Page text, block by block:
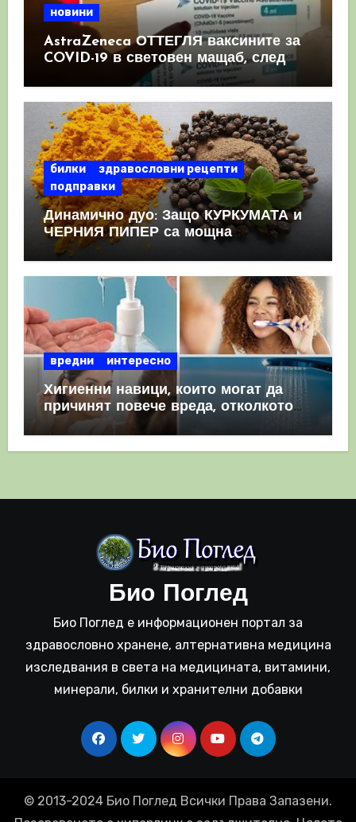
новини
AstraZeneca ОТТЕГЛЯ ваксините за
COVID-19 в световен мащаб, след
като призна, че те причиняват
КРЪВНИ съсиреци
билки
здравословни рецепти
подправки
Динамично дуо: Защо КУРКУМАТА и
ЧЕРНИЯ ПИПЕР са мощна
комбинация
вредни интересно
Хигиенни навици, които могат да
причинят повече вреда, отколкото
полза
Био Поглед
Био Поглед е информационен портал за
здравословно хранене, алтернативна медицина
изследвания в света на медицината, витамини,
минерали, билки и хранителни добавки
© 2013-2024 Био Поглед Всички Права Запазени.